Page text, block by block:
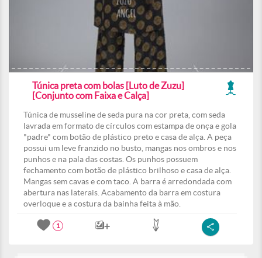
Túnica preta com bolas [Luto de Zuzu]
[Conjunto com Faixa e Calça]
Túnica de musseline de seda pura na cor preta, com seda
lavrada em formato de círculos com estampa de onça e gola
"padre" com botão de plástico preto e casa de alça. A peça
possui um leve franzido no busto, mangas nos ombros e nos
punhos e na pala das costas. Os punhos possuem
fechamento com botão de plástico brilhoso e casa de alça.
Mangas sem cavas e com taco. A barra é arredondada com
abertura nas laterais. Acabamento da barra em costura
overloque e a costura da bainha feita à mão.
1